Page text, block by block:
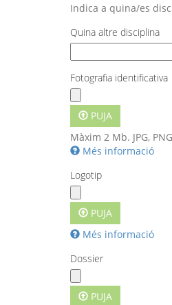
Indica a quina/es
Quina altre disciplina
Fotografia identificativa
PUJA
Màxim 2 Mb. JPG,
Més informació
Logotip
PUJA
Més informació
Dossier
PUJA